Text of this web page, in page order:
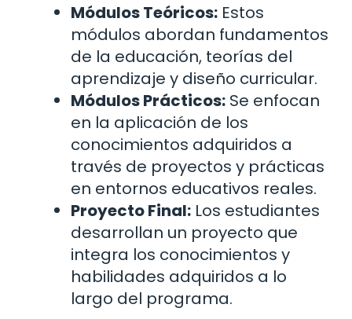
Módulos Teóricos: Estos
módulos abordan fundamentos
de la educación, teorías del
aprendizaje y diseño curricular.
Módulos Prácticos: Se enfocan
en la aplicación de los
conocimientos adquiridos a
través de proyectos y prácticas
en entornos educativos reales.
Proyecto Final: Los estudiantes
desarrollan un proyecto que
integra los conocimientos y
habilidades adquiridos a lo
largo del programa.